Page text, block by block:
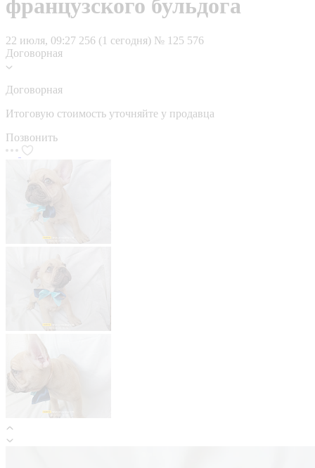
французского бульдога
22 июля, 09:27 256 (1 сегодня) № 125 576
Договорная
Договорная
Итоговую стоимость уточняйте у продавца
Позвонить